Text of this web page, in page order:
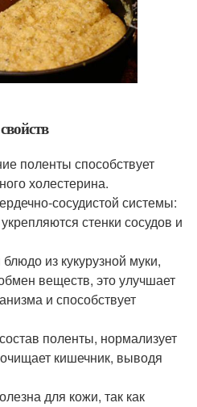
поленты способствует
холестерина.
сосудистой системы:
стенки сосудов и
из кукурузной муки,
веществ, это улучшает
и способствует
поленты, нормализует
кишечник, выводя
для кожи, так как